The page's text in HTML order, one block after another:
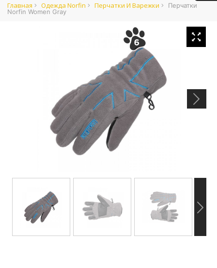
Главная Одежда Norfin Перчатки И Варежки
Перчатки
Norfin Women Gray